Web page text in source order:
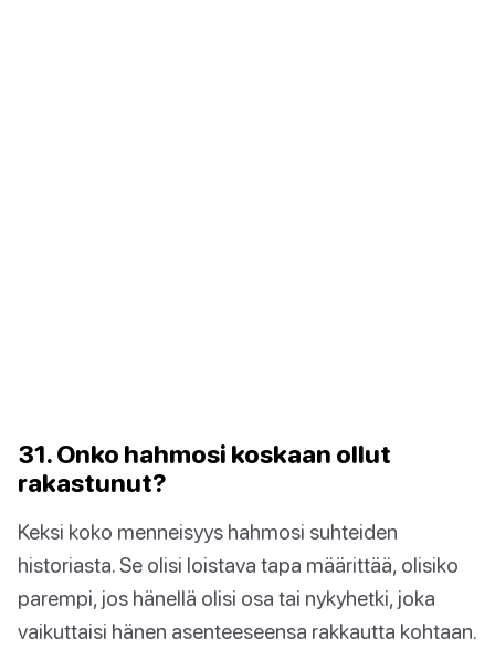
31. Onko hahmosi koskaan ollut
rakastunut?
Keksi koko menneisyys hahmosi suhteiden
historiasta. Se olisi loistava tapa määrittää, olisiko
parempi, jos hänellä olisi osa tai nykyhetki, joka
vaikuttaisi hänen asenteeseensa rakkautta kohtaan.